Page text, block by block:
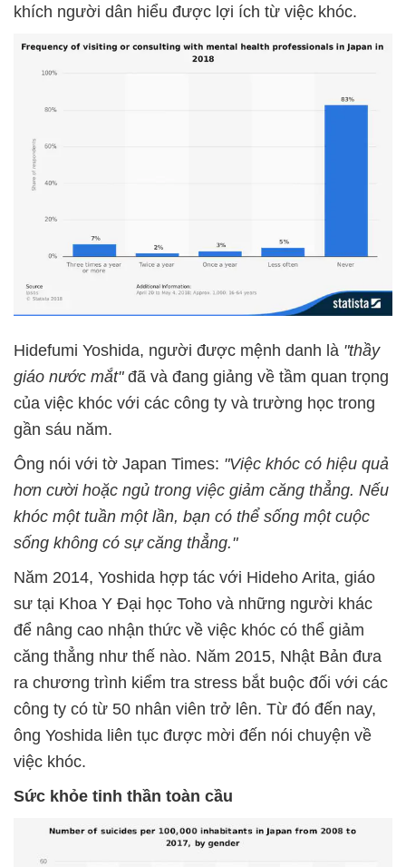
khích người dân hiểu được lợi ích từ việc khóc.
Hidefumi Yoshida, người được mệnh danh là "thầy
giáo nước mắt"đã và đang giảng về tầm quan trọng
của việc khóc với các công ty và trường học trong
gần sáu năm.
Ông nói với tờ Japan Times: "Việc khóc có hiệu quả
hơn cười hoặc ngủ trong việc giảm căng thẳng. Nếu
khóc một tuần một lần, bạn có thể sống một cuộc
sống không có sự căng thẳng."
Năm 2014, Yoshida hợp tác với Hideho Arita, giáo
sư tại Khoa Y Đại học Toho và những người khác
để nâng cao nhận thức về việc khóc có thể giảm
căng thẳng như thế nào. Năm 2015, Nhật Bản đưa
ra chương trình kiểm tra stress bắt buộc đối với các
công ty có từ 50 nhân viên trở lên. Từ đó đến nay,
ông Yoshida liên tục được mời đến nói chuyện về
việc khóc.
Sức khỏe tinh thần toàn cầu